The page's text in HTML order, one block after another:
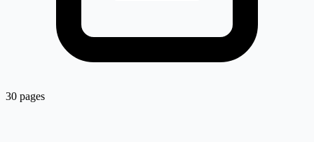
30 pages